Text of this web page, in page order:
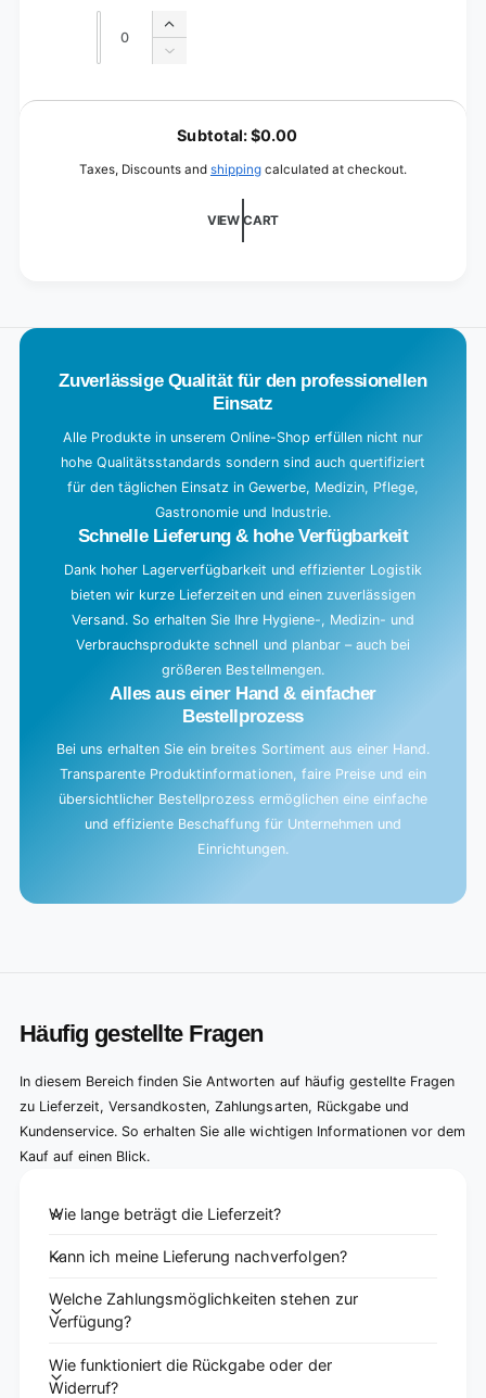
30
cm
price
price
Quantity
Increase
quantity
cm
Decrease
for
cm
x
L
Subtotal:$0.00
Taxes, Discounts and shipping calculated at checkout.
VIEW CART
Zuverlässige Qualität für den professionellen
Einsatz
Alle Produkte in unserem Online-Shop erfüllen nicht nur
hohe Qualitätsstandards sondern sind auch quertifiziert
für den täglichen Einsatz in Gewerbe, Medizin, Pflege,
Gastronomie und Industrie.
Schnelle Lieferung & hohe Verfügbarkeit
Dank hoher Lagerverfügbarkeit und effizienter Logistik
bieten wir kurze Lieferzeiten und einen zuverlässigen
Versand. So erhalten Sie Ihre Hygiene-, Medizin- und
Verbrauchsprodukte schnell und planbar – auch bei
größeren Bestellmengen.
Alles aus einer Hand & einfacher
Bestellprozess
Bei uns erhalten Sie ein breites Sortiment aus einer Hand.
Transparente Produktinformationen, faire Preise und ein
übersichtlicher Bestellprozess ermöglichen eine einfache
und effiziente Beschaffung für Unternehmen und
Einrichtungen.
Häufig gestellte Fragen
In diesem Bereich finden Sie Antworten auf häufig gestellte Fragen
zu Lieferzeit, Versandkosten, Zahlungsarten, Rückgabe und
Kundenservice. So erhalten Sie alle wichtigen Informationen vor dem
Kauf auf einen Blick.
Wie lange beträgt die Lieferzeit?
Kann ich meine Lieferung nachverfolgen?
Welche Zahlungsmöglichkeiten stehen zur
Verfügung?
Wie funktioniert die Rückgabe oder der
Widerruf?